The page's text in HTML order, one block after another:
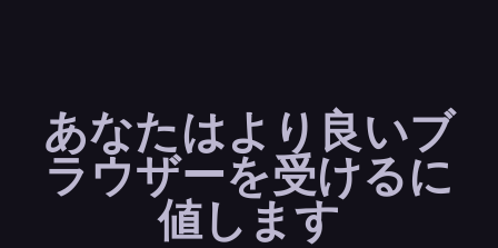
あなたはより良いブ
ラウザーを受けるに
値します